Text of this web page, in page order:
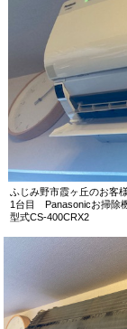
ふじみ野市霞ヶ丘のお客
1台目 Panasonicお掃除
型式CS-400CRX2